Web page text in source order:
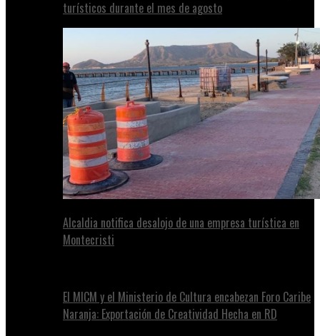
turísticos durante el mes de agosto
Alcaldia notifica desalojo de una empresa turística en
Montecristi
El MICM y el Ministerio de Cultura encabezan Foro Caribe
Naranja: Exportación de Creatividad Hecha en RD